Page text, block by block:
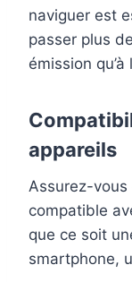
naviguer est
passer plus
émission
appareils
Assurez-vous
compatible
que ce soit
smartphone,